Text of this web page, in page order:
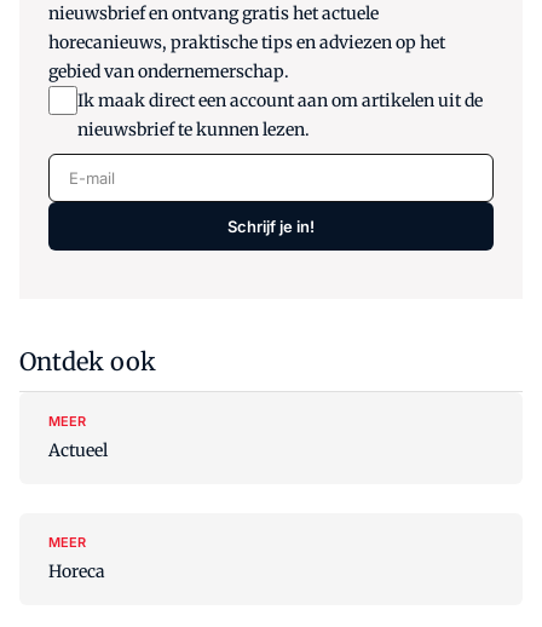
nieuwsbrief en ontvang gratis het actuele
horecanieuws, praktische tips en adviezen op het
gebied van ondernemerschap.
Ik maak direct een account aan om artikelen uit de
nieuwsbrief te kunnen lezen.
E-mail
Schrijf je in!
Ontdek ook
MEER
Actueel
MEER
Horeca